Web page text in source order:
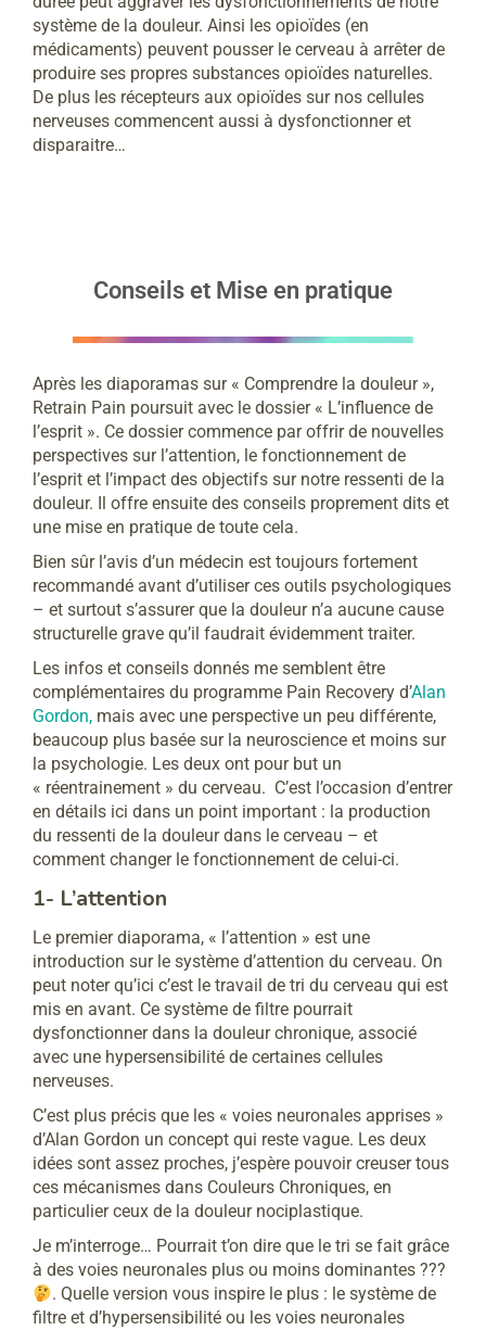
système de la douleur. Ainsi les opioïdes (en
médicaments) peuvent pousser le cerveau à arrêter de
produire ses propres substances opioïdes naturelles.
De plus les récepteurs aux opioïdes sur nos cellules
nerveuses commencent aussi à dysfonctionner et
disparaitre…
Conseils et Mise en pratique
Après les diaporamas sur « Comprendre la douleur »,
Retrain Pain poursuit avec le dossier « L’influence de
l’esprit ». Ce dossier commence par offrir de nouvelles
perspectives sur l’attention, le fonctionnement de
l’esprit et l’impact des objectifs sur notre ressenti de la
douleur. Il offre ensuite des conseils proprement dits et
une mise en pratique de toute cela.
Bien sûr l’avis d’un médecin est toujours fortement
recommandé avant d’utiliser ces outils psychologiques
– et surtout s’assurer que la douleur n’a aucune cause
structurelle grave qu’il faudrait évidemment traiter.
Les infos et conseils donnés me semblent être
complémentaires du programme Pain Recovery d’Alan
Gordon, mais avec une perspective un peu différente,
beaucoup plus basée sur la neuroscience et moins sur
la psychologie. Les deux ont pour but un
« réentrainement » du cerveau. C’est l’occasion d’entrer
en détails ici dans un point important : la production
du ressenti de la douleur dans le cerveau – et
comment changer le fonctionnement de celui-ci.
1- L’attention
Le premier diaporama, « l’attention » est une
introduction sur le système d’attention du cerveau. On
peut noter qu’ici c’est le travail de tri du cerveau qui est
mis en avant. Ce système de filtre pourrait
dysfonctionner dans la douleur chronique, associé
avec une hypersensibilité de certaines cellules
nerveuses.
C’est plus précis que les « voies neuronales apprises »
d’Alan Gordon un concept qui reste vague. Les deux
idées sont assez proches, j’espère pouvoir creuser tous
ces mécanismes dans Couleurs Chroniques, en
particulier ceux de la douleur nociplastique.
Je m’interroge… Pourrait t’on dire que le tri se fait grâce
à des voies neuronales plus ou moins dominantes ???
. Quelle version vous inspire le plus : le système de
filtre et d’hypersensibilité ou les voies neuronales